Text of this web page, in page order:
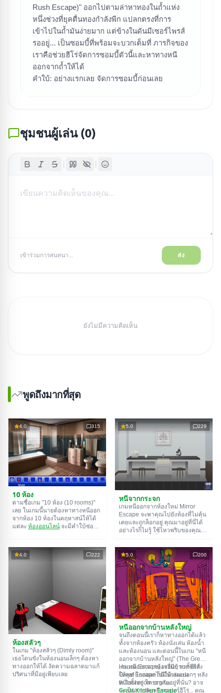
ค้นหาเกม
Rush Escape)" ออกไปตามล่าหาทองในถ้ำแห่ง
หนึ่งช่วงที่ยุคตื่นทองกำลังพีก แปลกตรงที่การ
เข้าไปในถ้ำมันง่ายมาก แต่ข้างในดันมีเซอร์ไพรส์
รออยู่... เป็นซอมบี้ที่พร้อมจะบวกเต็มที่ ภารกิจของ
เราคือช่วยฮีโร่จัดการซอมบี้ตัวนี้และหาทางหนี
ออกจากถ้ำให้ได้
คำใบ้: อย่างแรกเลย จัดการซอมบี้ก่อนเลย
ชุมชนผู้เล่น(0)
เข้าร่วมการสนทนา... ส่ง
ยังไม่มีความคิดเห็น
พูดถึงมากที่สุด
4.0 315
10 ห้อง
ตามชื่อเกม "10 ห้อง (10 rooms)"
เลย ในเกมนี้นายต้องหาทางหนีออก
จากห้อง 10 ห้องในคฤหาสน์ให้ได้
แต่ละ ห้องออนไลน์ จะมีคำใบ้ซ่อน
อีกห้องนึง เป็นแบบนี้ไปเรื่อยๆ จนถึง
ห้องที่สิบ ลองเคลียร์ให้ครบทุกห้องสิ!
5.0 229
หนีจากกระจก
เกมหนีออกจากห้องใหม่ Mirror
Escape จะพาคุณไปยังห้องที่ไม่คุ้น
เคยและถูกล็อกอยู่ คุณมาอยู่ที่นี่ได้
อย่างไรก็ไม่รู้ ใช้ไหวพริบของคุณ
ไว้ให้และหาทางสู่อิสรภาพ สำรวจ
ห้องอย่างละเอียด บางทีคุณอาจจะ
เจอเบาะแสบางอย่างก็ได้ ขอให้โชค
4.0 222
ห้องสลัวๆ
ในเกม "ห้องสลัวๆ (Dimly room)"
เธอโดนขังในห้องนอนเล็กๆ ต้องหา
ทางออกให้ได้ งัดความฉลาดมาแก้
ปริศนาที่มีอยู่เพียบเลย
5.0 200
หนีออกจากบ้านหลังใหญ่
จนถึงตอนนี้เราก็หาทางออกได้แล้ว
ทั้งจากห้องครัว ห้องนั่งเล่น ห้องน้ำ
และห้องนอน และตอนนี้ในเกม "หนี
ออกจากบ้านหลังใหญ่" (The Great
House Escape) เรามีบ้านทั้งหลัง
ให้ลุย! ไกลออกไปมีบ้านแปลกๆ หลัง
หนึ่งตั้งอยู่ ใครอาศัยอยู่ที่นั่น? อาจ
จะเป็นสายลับหรือซูเปอร์ฮีโร่... คุณ
เกมหนีออกจากห้องอื่นๆ จากซีรีส์
Great Escape ก็มีให้เล่นบน
th.flashroom.org นะ:
Great Kitchen Escape